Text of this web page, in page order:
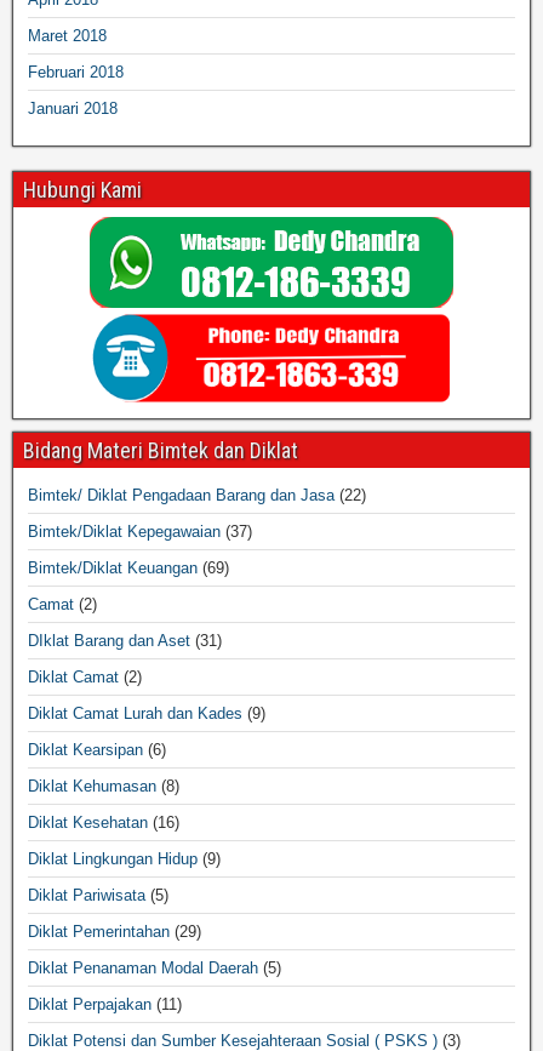
Maret 2018
Februari 2018
Januari 2018
Hubungi Kami
Bidang Materi Bimtek dan Diklat
Bimtek/ Diklat Pengadaan Barang dan Jasa(22)
Bimtek/Diklat Kepegawaian (37)
Bimtek/Diklat Keuangan (69)
Camat (2)
DIklat Barang dan Aset (31)
Diklat Camat (2)
Diklat Camat Lurah dan Kades (9)
Diklat Kearsipan (6)
Diklat Kehumasan (8)
Diklat Kesehatan (16)
Diklat Lingkungan Hidup (9)
Diklat Pariwisata(5)
Diklat Pemerintahan (29)
Diklat Penanaman Modal Daerah (5)
Diklat Perpajakan (11)
Diklat Potensi dan Sumber Kesejahteraan Sosial ( PSKS ) (3)